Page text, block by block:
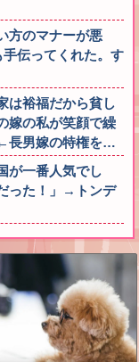
方のマナーが悪
伝ってくれた。す
は裕福だから貧し
嫁の私が笑顔で繰
長男嫁の特権を…
が一番人気でし
った！」→トンデ